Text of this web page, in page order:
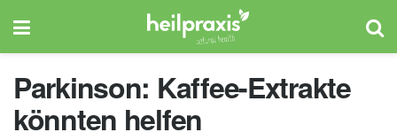
Parkinson: Kaffee-Extrakte
könnten helfen